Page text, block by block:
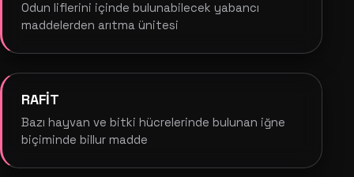
Odun liflerini içinde bulunabilecek yabancı
maddelerden arıtma ünitesi
RAFİT
Bazı hayvan ve bitki hücrelerinde bulunan iğne
biçiminde billur madde